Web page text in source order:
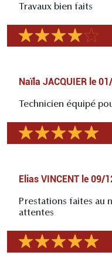
Travaux bien faits
Naïla JACQUIER le
Technicien équipé
Elias VINCENT le 09/
Prestations faites au
attentes